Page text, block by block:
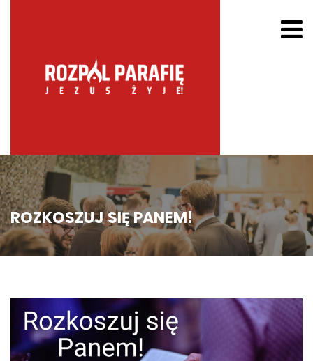
ROZKOSZUJ SIĘ PANEM!